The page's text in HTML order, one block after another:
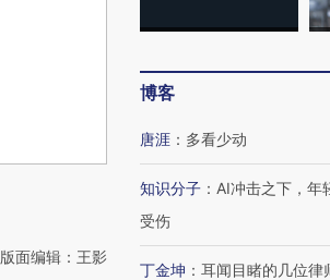
版面编辑：王影
博客
唐涯 ： 多看少动
知识分子 ： AI冲击之下，年
受伤
丁金坤 ： 耳闻目睹的几位律